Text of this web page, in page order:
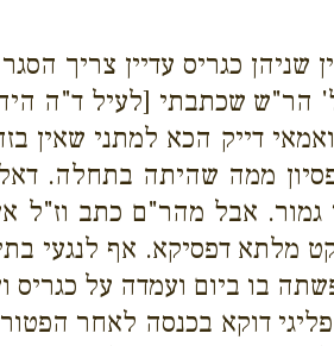
שניהן כגריס עדיין צריך
הר"ש שכתבתי [לעיל ד"ה
דייק הכא למתני שאין
ממה שהיתה בתחלה.
אבל מהר"ם כתב וז"ל
מלתא דפסיקא. אף לנגעי
בו ביום ועמדה על כגריס
דוקא בכנסה לאחר